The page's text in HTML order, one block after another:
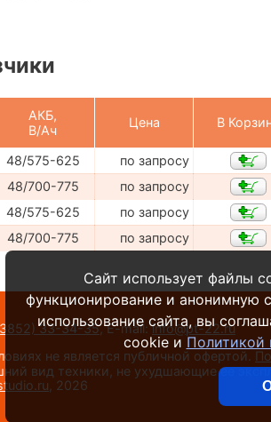
АКБ,
В/Ач
Цена В
48/575-625
по запросу
48/700-775
по запросу
48/575-625
по запросу
48/700-775 по запросу
33-34-35,E-mail:info@pt-22.ru
не является публичной офертой.
вид техники, не ухудшающие ее
, 2026
Сайт использует файлы
функционирование и анонимную
использование сайта, вы
cookie и Политикой